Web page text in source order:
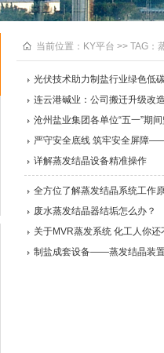
当前位置： KY平台 >> TAG：
光伏技术助力制盐行业绿色低
连云港碱业：公司搬迁升级改
沧州盐业集团各单位“五一”期
严守安全底线 筑牢安全屏障
详解蒸发结晶设备精准操作
全方位了解蒸发结晶系统工作
废水蒸发结晶器结垢怎么办？
关于MVR蒸发系统 化工人你还
制盐成套设备——蒸发结晶装